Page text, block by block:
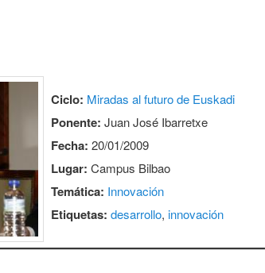
Ciclo: Miradas al futuro de Euskadi
Ponente: Juan José Ibarretxe
Fecha: 20/01/2009
Lugar: Campus Bilbao
Temática: Innovación
Etiquetas: desarrollo,innovación